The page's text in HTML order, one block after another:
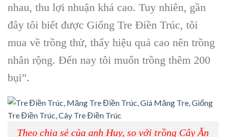
nhau, thu lợi nhuận khá cao. Tuy nhiên, gần
đây tôi biết được Giống Tre Điền Trúc, tôi
mua về trồng thử, thấy hiệu quả cao nên trồng
nhân rộng. Đến nay tôi muốn trồng thêm 200
bụi”.
Theo chia sẻ của anh Huy, so với trồng Cây Ăn